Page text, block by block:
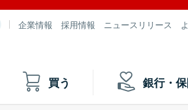
企業情報 採用情報 ニュースリリース
買う 銀行・